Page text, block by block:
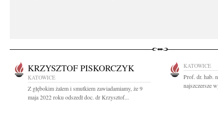
KRZYSZTOF PISKORCZYK
KATOWICE
Z głębokim żalem i smutkiem zawiadamiamy, że 9
maja 2022 roku odszedł doc. dr Krzysztof...
KATOWICE
Prof. dr. hab.
najszczersze